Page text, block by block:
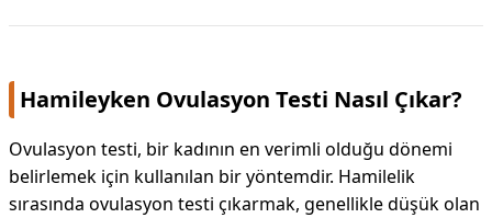
Hamileyken Ovulasyon Testi Nasıl Çıkar?
Ovulasyon testi, bir kadının en verimli olduğu dönemi
belirlemek için kullanılan bir yöntemdir. Hamilelik
sırasında ovulasyon testi çıkarmak, genellikle düşük olan